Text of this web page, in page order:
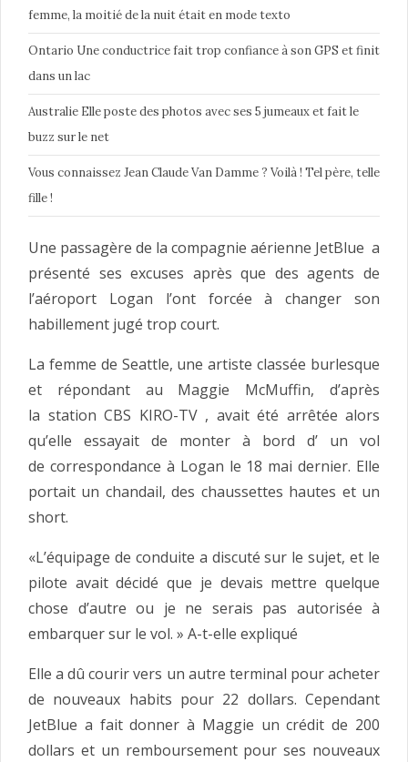
femme, la moitié de la nuit était en mode texto
Ontario Une conductrice fait trop confiance à son GPS et finit
dans un lac
Australie Elle poste des photos avec ses 5 jumeaux et fait le
buzz sur le net
Vous connaissez Jean Claude Van Damme ? Voilà ! Tel père, telle
fille !
Une passagère de la compagnie aérienne JetBlue a
présenté ses excuses après que des agents de
l’aéroport Logan l’ont forcée à changer son
habillement jugé trop court.
La femme de Seattle, une artiste classée burlesque
et répondant au Maggie McMuffin, d’après
la station CBS KIRO-TV , avait été arrêtée alors
qu’elle essayait de monter à bord d’ un vol
de correspondance à Logan le 18 mai dernier. Elle
portait un chandail, des chaussettes hautes et un
short.
«L’équipage de conduite a discuté sur le sujet, et le
pilote avait décidé que je devais mettre quelque
chose d’autre ou je ne serais pas autorisée à
embarquer sur le vol. » A-t-elle expliqué
Elle a dû courir vers un autre terminal pour acheter
de nouveaux habits pour 22 dollars. Cependant
JetBlue a fait donner à Maggie un crédit de 200
dollars et un remboursement pour ses nouveaux